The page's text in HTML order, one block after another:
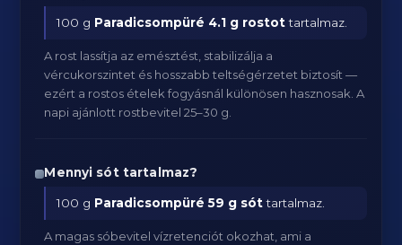
100 g Paradicsompüré 4.1 g rostottartalmaz.
A rost lassítja az emésztést, stabilizálja a
vércukorszintet és hosszabb teltségérzetet biztosít —
ezért a rostos ételek fogyásnál különösen hasznosak. A
napi ajánlott rostbevitel 25–30 g.
Mennyi sót tartalmaz?
100 g Paradicsompüré 59 g sóttartalmaz.
A magas sóbevitel vízretenciót okozhat, ami a